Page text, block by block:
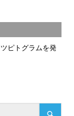
ピトグラムを発